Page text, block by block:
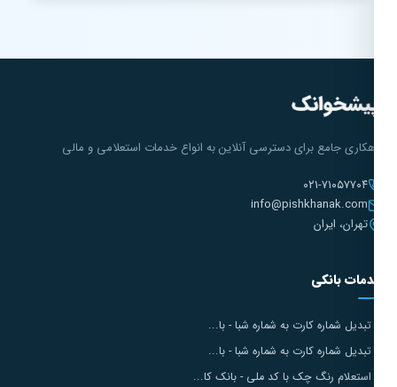
جامع برای دسترسی آنلاین به انواع خدمات استعلامی و مالی
۰۲۱-۷۱۰۵۷۷۰۴
info@pishkhanak.com
تهران، ایران
بانکی
تبدیل شماره کارت به شماره شبا - با...
تبدیل شماره کارت به شماره شبا - با...
استعلام رنگ چک با کد ملی - بانک کا...